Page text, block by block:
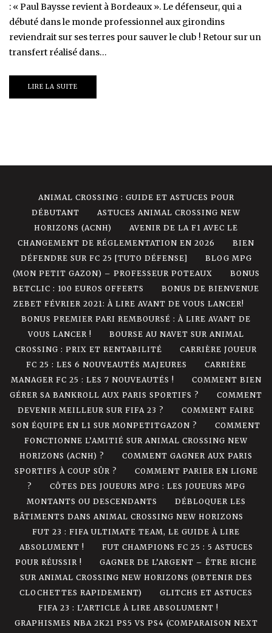
: « Paul Baysse revient à Bordeaux ». Le défenseur, qui a
débuté dans le monde professionnel aux girondins
reviendrait sur ses terres pour sauver le club ! Retour sur un
transfert réalisé dans…
LIRE LA SUITE
ANIMAL CROSSING : GUIDE ET ASTUCES POUR
DÉBUTANT
ASTUCES ANIMAL CROSSING NEW
HORIZONS (ACNH)
AVENIR DE LA F1 AVEC LE
CHANGEMENT DE RÉGLEMENTATION EN 2026
BIEN
DÉFENDRE SUR FC 25 [TUTO DÉFENSE]
BLOG MPG
(MON PETIT GAZON) – PROFESSEUR POTEAUX
BONUS
BETCLIC : 100 EUROS OFFERTS
BONUS DE BIENVENUE
ZEBET FÉVRIER 2021: À LIRE AVANT DE VOUS LANCER!
BONUS PREMIER PARI REMBOURSÉ : À LIRE AVANT DE
VOUS LANCER !
BOURSE AU NAVET SUR ANIMAL
CROSSING : PRIX ET RENTABILITÉ
CARRIÈRE JOUEUR
FC 25 : LES 6 NOUVEAUTÉS MAJEURES
CARRIÈRE
MANAGER FC 25 : LES 7 NOUVEAUTÉS !
COMMENT BIEN
GÉRER SA BANKROLL AUX PARIS SPORTIFS ?
COMMENT
DEVENIR MEILLEUR SUR FIFA 23 ?
COMMENT FAIRE
SON ÉQUIPE EN L1 SUR MONPETITGAZON ?
COMMENT
FONCTIONNE L’AMITIÉ SUR ANIMAL CROSSING NEW
HORIZONS (ACNH) ?
COMMENT GAGNER AUX PARIS
SPORTIFS À COUP SÛR ?
COMMENT PARIER EN LIGNE
?
CÔTES DES JOUEURS MPG : LES JOUEURS MPG
MONTANTS OU DESCENDANTS
DÉBLOQUER LES
BÂTIMENTS DANS ANIMAL CROSSING NEW HORIZONS
FUT 23 : FIFA ULTIMATE TEAM, LE GUIDE À LIRE
ABSOLUMENT !
FUT CHAMPIONS FC 25 : 5 ASTUCES
POUR RÉUSSIR !
GAGNER DE L’ARGENT – ÊTRE RICHE
SUR ANIMAL CROSSING NEW HORIZONS (OBTENIR DES
CLOCHETTES RAPIDEMENT)
GLITCHS ET ASTUCES
FIFA 23 : L’ARTICLE À LIRE ABSOLUMENT !
GRAPHISMES NBA 2K21 PS5 VS PS4 (COMPARAISON NEXT